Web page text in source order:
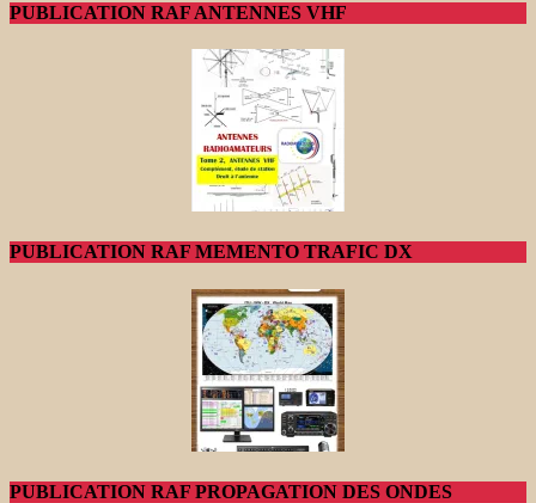
PUBLICATION RAF ANTENNES VHF
PUBLICATION RAF MEMENTO TRAFIC DX
PUBLICATION RAF PROPAGATION DES ONDES